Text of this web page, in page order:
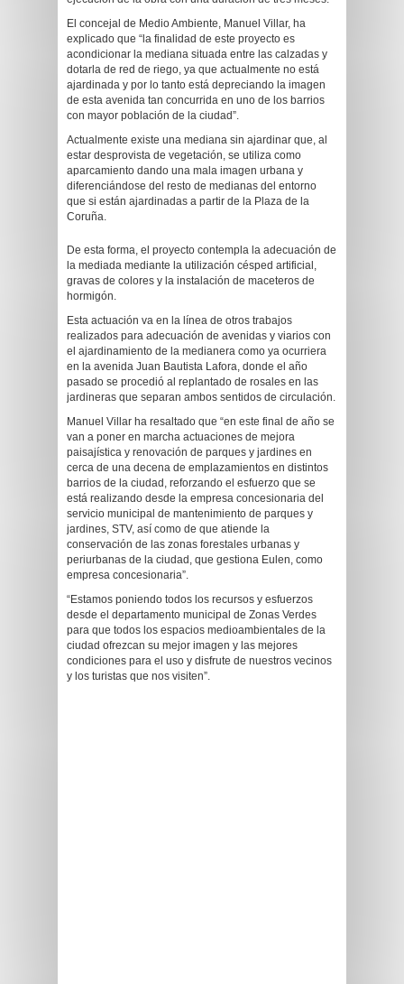
El concejal de Medio Ambiente, Manuel Villar, ha
explicado que “la finalidad de este proyecto es
acondicionar la mediana situada entre las calzadas y
dotarla de red de riego, ya que actualmente no está
ajardinada y por lo tanto está depreciando la imagen
de esta avenida tan concurrida en uno de los barrios
con mayor población de la ciudad”.
Actualmente existe una mediana sin ajardinar que, al
estar desprovista de vegetación, se utiliza como
aparcamiento dando una mala imagen urbana y
diferenciándose del resto de medianas del entorno
que si están ajardinadas a partir de la Plaza de la
Coruña.
De esta forma, el proyecto contempla la adecuación de
la mediada mediante la utilización césped artificial,
gravas de colores y la instalación de maceteros de
hormigón.
Esta actuación va en la línea de otros trabajos
realizados para adecuación de avenidas y viarios con
el ajardinamiento de la medianera como ya ocurriera
en la avenida Juan Bautista Lafora, donde el año
pasado se procedió al replantado de rosales en las
jardineras que separan ambos sentidos de circulación.
Manuel Villar ha resaltado que “en este final de año se
van a poner en marcha actuaciones de mejora
paisajística y renovación de parques y jardines en
cerca de una decena de emplazamientos en distintos
barrios de la ciudad, reforzando el esfuerzo que se
está realizando desde la empresa concesionaria del
servicio municipal de mantenimiento de parques y
jardines, STV, así como de que atiende la
conservación de las zonas forestales urbanas y
periurbanas de la ciudad, que gestiona Eulen, como
empresa concesionaria”.
“Estamos poniendo todos los recursos y esfuerzos
desde el departamento municipal de Zonas Verdes
para que todos los espacios medioambientales de la
ciudad ofrezcan su mejor imagen y las mejores
condiciones para el uso y disfrute de nuestros vecinos
y los turistas que nos visiten”.